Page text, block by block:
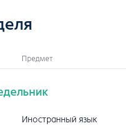
Предмет
Иностранный язык